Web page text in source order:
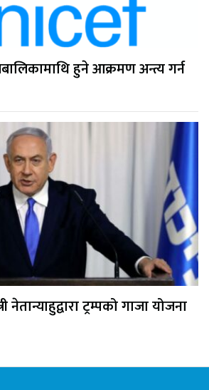
हुने आक्रमण अन्त्य गर्न
नेतान्याहुद्वारा ट्रम्पको गाजा योजना